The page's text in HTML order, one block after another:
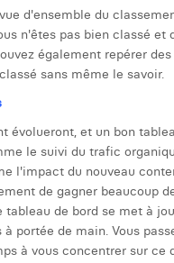
d'ensemble du
n'êtes pas bien classé
également repérer
sans même le savoir.
évolueront, et un bon
le suivi du trafic
l'impact du nouveau
de gagner beaucoup
tableau de bord se met à
portée de main. Vous
à vous concentrer sur ce